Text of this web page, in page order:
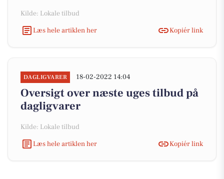
Kilde: Lokale tilbud
Læs hele artiklen her
Kopiér link
DAGLIGVARER 18-02-2022 14:04
Oversigt over næste uges tilbud på
dagligvarer
Kilde: Lokale tilbud
Læs hele artiklen her
Kopiér link